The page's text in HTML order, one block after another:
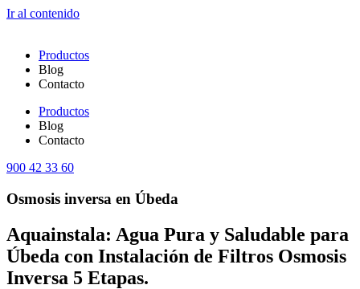
Ir al contenido
Productos
Blog
Contacto
Productos
Blog
Contacto
900 42 33 60
Osmosis inversa en Úbeda
Aquainstala: Agua Pura y Saludable para
Úbeda con Instalación de Filtros Osmosis
Inversa 5 Etapas.